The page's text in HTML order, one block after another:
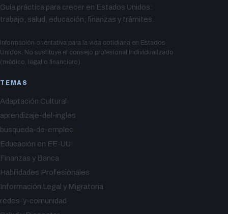
Guía práctica para crecer en Estados Unidos:
trabajo, salud, educación, finanzas y trámites.
Información orientativa para la vida cotidiana en Estados
Unidos. No sustituye el consejo profesional individualizado
(médico, legal o financiero).
TEMAS
Adaptación Cultural
aprendizaje-del-ingles
busqueda-de-empleo
Educación en EE-UU
Finanzas y Banca
Habilidades Profesionales
Información Legal y Migratoria
redes-y-comunidad